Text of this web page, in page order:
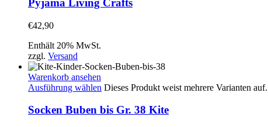
Pyjama Living Crafts
€42,90
Enthält 20% MwSt.
zzgl. Versand
Warenkorb ansehen
Ausführung wählen Dieses Produkt weist mehrere Varianten
Socken Buben bis Gr. 38 Kite